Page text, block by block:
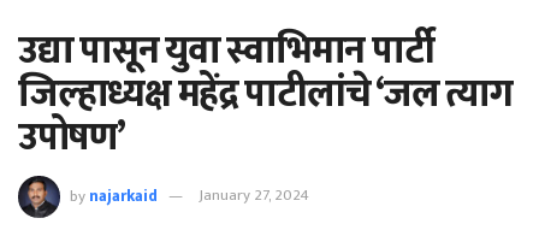
उद्या पासून युवा स्वाभिमान पार्टी
जिल्हाध्यक्ष महेंद्र पाटीलांचे ‘जल त्याग
उपोषण’
bynajarkaid January 27, 2024